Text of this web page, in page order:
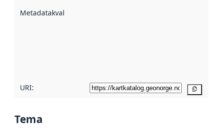
Metadatakvalitet
URI:
Tema